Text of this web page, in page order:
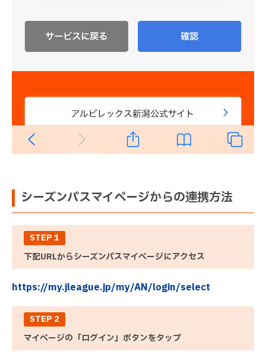
シーズンパスマイページからの連携方法
STEP 1
下記URLからシーズンパスマイページにアクセス
https://my.jleague.jp/my/AN/login/select
STEP 2
マイページの「ログイン」ボタンをタップ